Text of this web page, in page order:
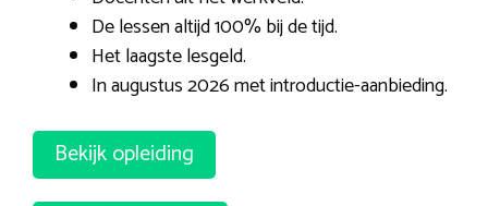
De lessen altijd 100% bij de tijd.
Het laagste lesgeld.
In augustus 2026 met introductie-aanbieding.
Bekijk opleiding